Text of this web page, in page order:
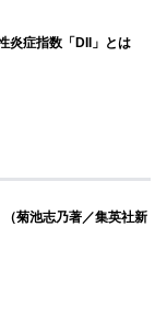
炎症指数「DII」とは
（菊池志乃著／集英社新